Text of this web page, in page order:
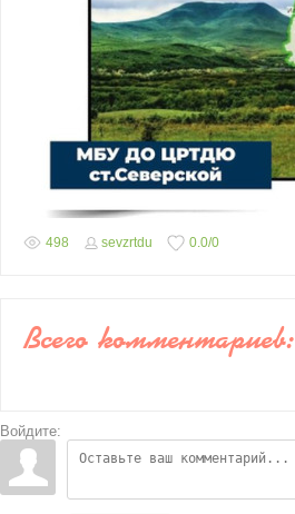
498 sevzrtdu 0.0/0
Всего комментариев:
Войдите: